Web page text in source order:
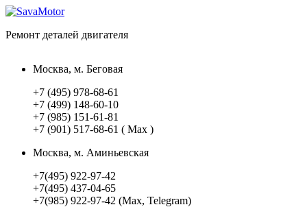
Ремонт деталей двигателя
Москва, м. Беговая
+7 (495) 978-68-61
+7 (499) 148-60-10
+7 (985) 151-61-81
+7 (901) 517-68-61 ( Max )
Москва, м. Аминьевская
+7(495) 922-97-42
+7(495) 437-04-65
+7(985) 922-97-42 (Max, Telegram)